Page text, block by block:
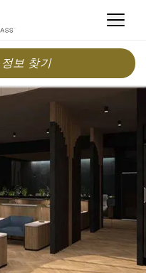
보 찾기